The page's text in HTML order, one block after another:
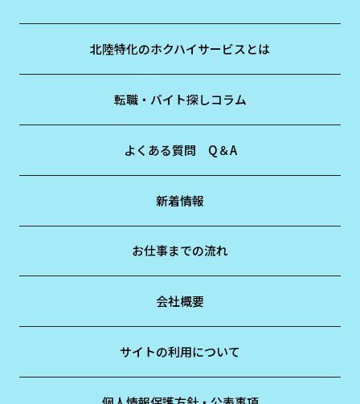
北陸特化のホクハイサービスとは
転職・バイト探しコラム
よくある質問 Q＆A
新着情報
お仕事までの流れ
会社概要
サイトの利用について